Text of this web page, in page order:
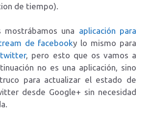
de tiempo).
una aplicación para
de facebooky lo mismo para
, pero esto que os vamos a
no es una aplicación, sino
para actualizar el estado de
desde Google+ sin necesidad